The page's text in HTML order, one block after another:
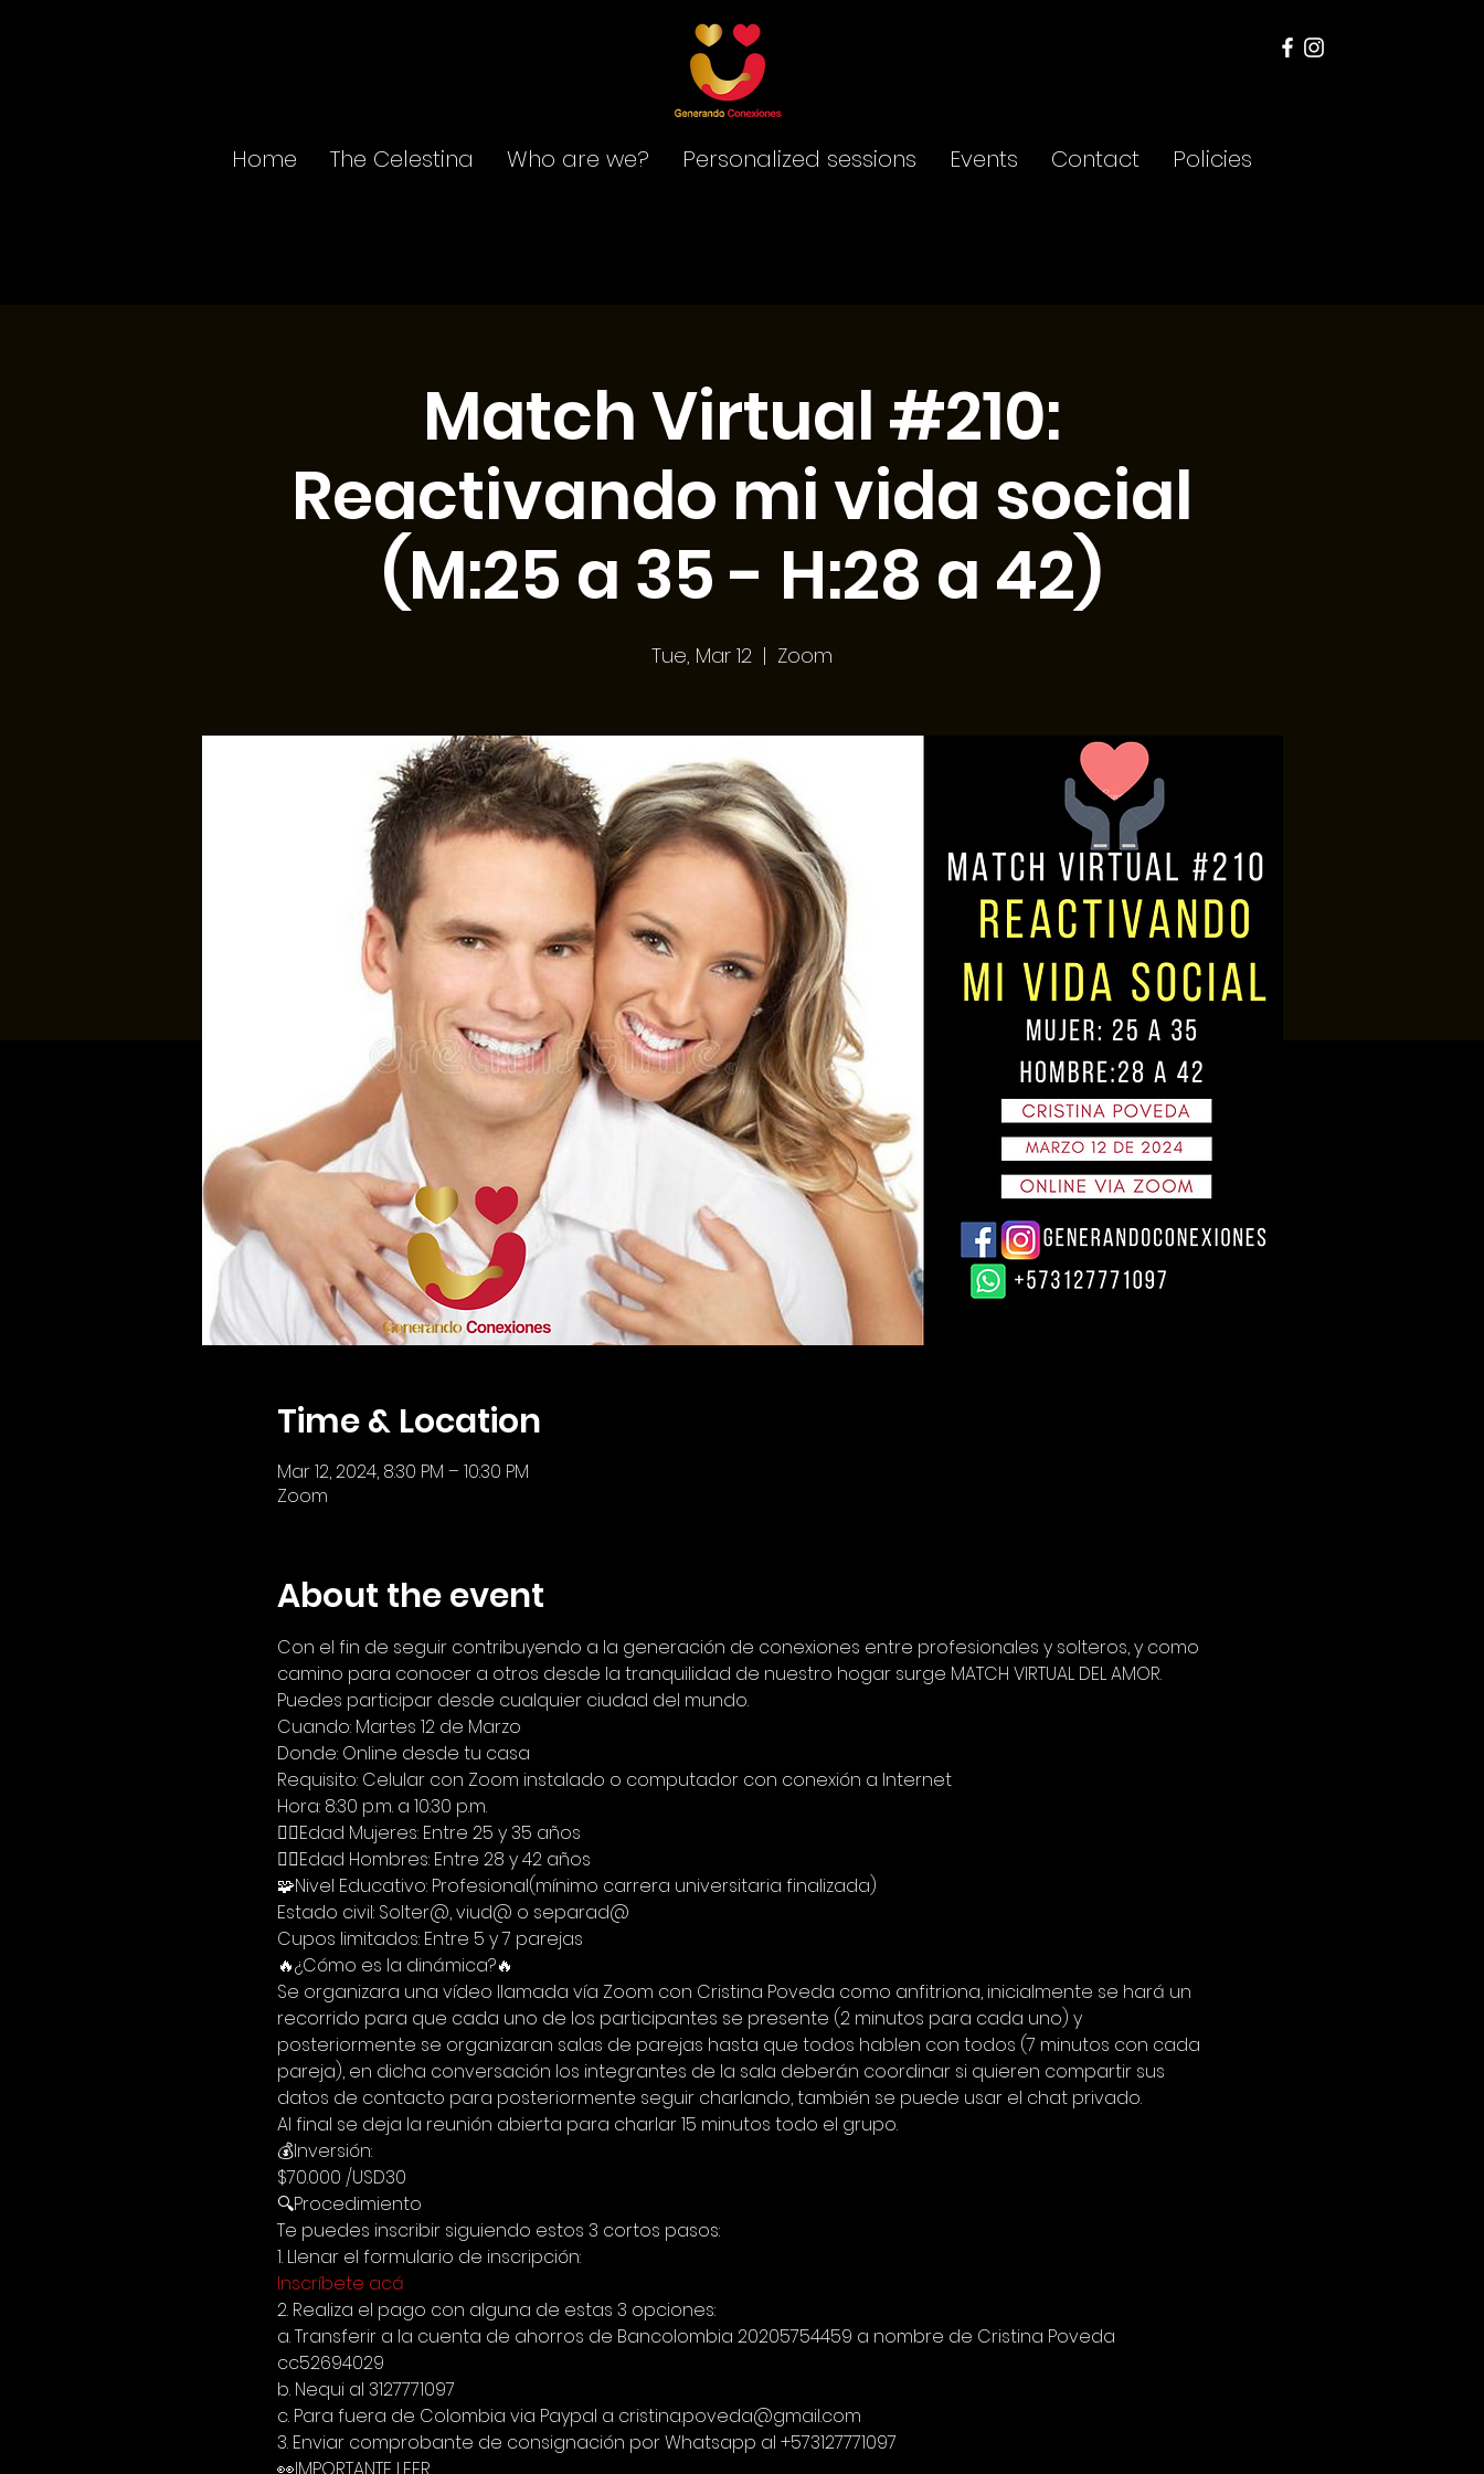
Home The Celestina Who are we? Personalized sessions Events Contact Policies
Match Virtual #210:
Reactivando mi vida social
(M:25 a 35 - H:28 a 42)
Tue, Mar 12
  |
Zoom
Time & Location
Mar 12, 2024, 8:30 PM – 10:30 PM
Zoom
About the event
Con el fin de seguir contribuyendo a la generación de conexiones entre profesionales y solteros, y como
camino para conocer a otros desde la tranquilidad de nuestro hogar surge MATCH VIRTUAL DEL AMOR.
Puedes participar desde cualquier ciudad del mundo.
Cuando: Martes 12 de Marzo
Donde: Online desde tu casa
Requisito: Celular con Zoom instalado o computador con conexión a Internet
Hora: 8:30 p.m. a 10:30 p.m.
🙋‍♀Edad Mujeres: Entre 25 y 35 años
🙋‍♂Edad Hombres: Entre 28 y 42 años
🧩Nivel Educativo: Profesional(mínimo carrera universitaria finalizada)
Estado civil: Solter@, viud@ o separad@
Cupos limitados: Entre 5 y 7 parejas
🔥¿Cómo es la dinámica?🔥
Se organizara una vídeo llamada vía Zoom con Cristina Poveda como anfitriona, inicialmente se hará un
recorrido para que cada uno de los participantes se presente (2 minutos para cada uno) y
posteriormente se organizaran salas de parejas hasta que todos hablen con todos (7 minutos con cada
pareja), en dicha conversación los integrantes de la sala deberán coordinar si quieren compartir sus
datos de contacto para posteriormente seguir charlando, también se puede usar el chat privado.
Al final se deja la reunión abierta para charlar 15 minutos todo el grupo.
💰Inversión:
$70.000 /USD30
🔍Procedimiento
Te puedes inscribir siguiendo estos 3 cortos pasos:
1. Llenar el formulario de inscripción:
Inscríbete acá
2. Realiza el pago con alguna de estas 3 opciones:
a. Transferir a la cuenta de ahorros de Bancolombia 20205754459 a nombre de Cristina Poveda
cc52694029
b. Nequi al 3127771097
c. Para fuera de Colombia via Paypal a cristina.poveda@gmail.com
3. Enviar comprobante de consignación por Whatsapp al +573127771097